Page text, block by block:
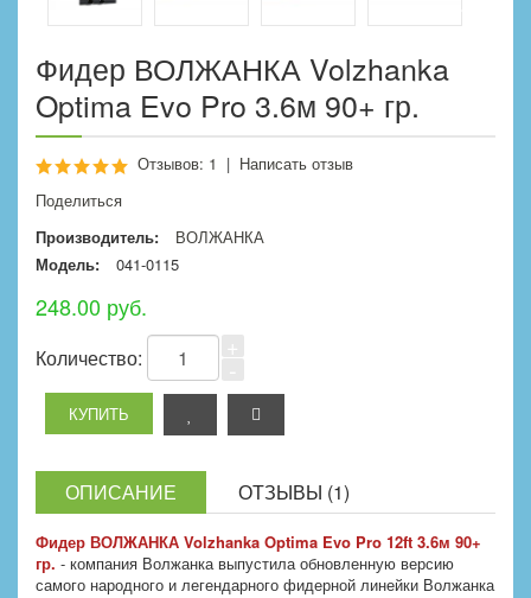
Фидер ВОЛЖАНКА Volzhanka
Optima Evo Pro 3.6м 90+ гр.
Отзывов: 1 | Написать отзыв
Поделиться
Производитель:
ВОЛЖАНКА
Модель:
041-0115
248.00 руб.
Количество:
ОПИСАНИЕ ОТЗЫВЫ (1)
Фидер ВОЛЖАНКА Volzhanka Optima Evo Pro 12ft 3.6м 90+
гр. - компания Волжанка выпустила обновленную версию
самого народного и легендарного фидерной линейки Волжанка